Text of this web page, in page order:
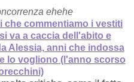
ehehe
che commentiamo i vestiti
va a caccia dell'abito e
Alessia, anni che indossa
lo vogliono (l'anno scorso